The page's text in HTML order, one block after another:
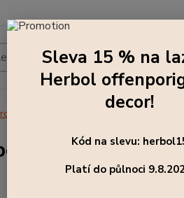
Hledat
exteriér 5 l Herbol Offenporig Pro-
Offenporig
Sleva 15 % na
Herbol
decor!
Kód na slevu:
Platí do půlnoci